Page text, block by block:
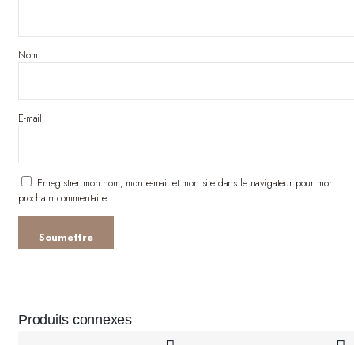
Nom
E-mail
Enregistrer mon nom, mon e-mail et mon site dans le navigateur pour mon
prochain commentaire.
Produits connexes